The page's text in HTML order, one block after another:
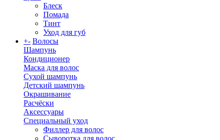
Блеск
Помада
Тинт
Уход для губ
+- Волосы
Шампунь
Кондиционер
Маска для волос
Сухой шампунь
Детский шампунь
Окрашивание
Расчёски
Аксессуары
Специальный уход
Филлер для волос
Сыворотка для волос